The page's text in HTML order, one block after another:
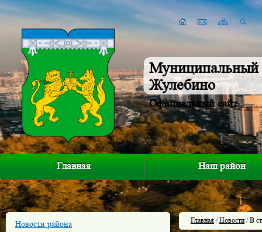
Муниципальный
Жулебино
Официальный сайт
Главная Наш район
Новости района
Главная /Новости/ В